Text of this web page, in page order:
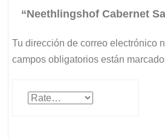
“Neethlingshof Cabernet
Tu dirección de correo electrónico
campos obligatorios están